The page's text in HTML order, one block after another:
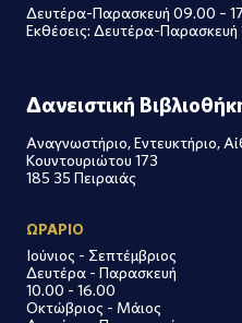
Δευτέρα-Παρασκευή 09.00 –
Εκθέσεις: Δευτέρα-
Δανειστική
Αναγνωστήριο, Εντευκτήριο,
Κουντουριώτου 173
185 35 Πειραιάς
ΩΡΑΡΙΟ
Ιούνιος - Σεπτέμβριος
Δευτέρα - Παρασκευή
10.00 - 16.00
Οκτώβριος - Μάιος